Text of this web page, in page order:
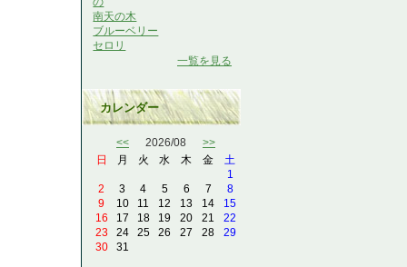
南天の木
ブルーベリー
セロリ
一覧を見る
カレンダー
<< 2026/08 >>
日
月 火 水 木 金
土
1
2
3 4 5 6 7
8
9
10 11 12 13 14
15
16
17 18 19 20 21
22
23
24 25 26 27 28
29
30
31